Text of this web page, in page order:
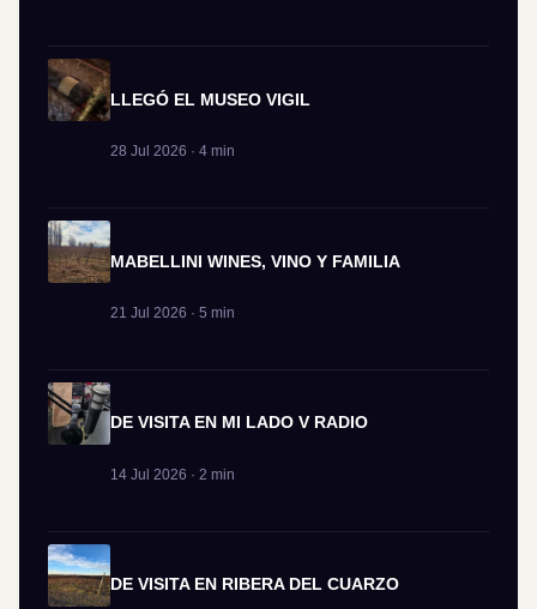
LLEGÓ EL MUSEO VIGIL
28 Jul 2026 · 4 min
MABELLINI WINES, VINO Y FAMILIA
21 Jul 2026 · 5 min
DE VISITA EN MI LADO V RADIO
14 Jul 2026 · 2 min
DE VISITA EN RIBERA DEL CUARZO